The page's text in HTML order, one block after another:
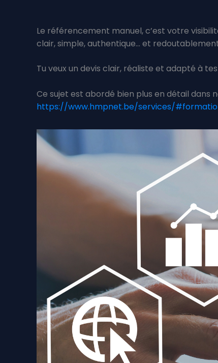
Le référencement manuel, c’est votre
clair, simple, authentique… et
Tu veux un devis clair, réaliste et adapté à
Ce sujet est abordé bien plus en détail
https://www.hmpnet.be/services/